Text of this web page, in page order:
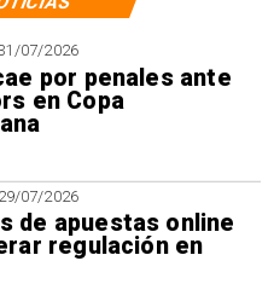
07/2026
por penales ante
en Copa
29/07/2026
de apuestas online
regulación en